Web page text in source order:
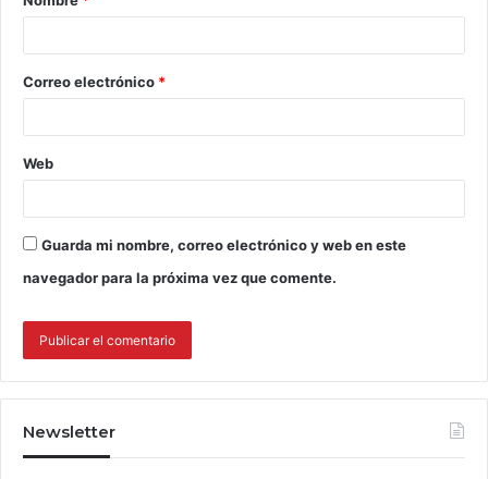
Correo electrónico *
Web
Guarda mi nombre, correo electrónico y web en este
navegador para la próxima vez que comente.
Newsletter